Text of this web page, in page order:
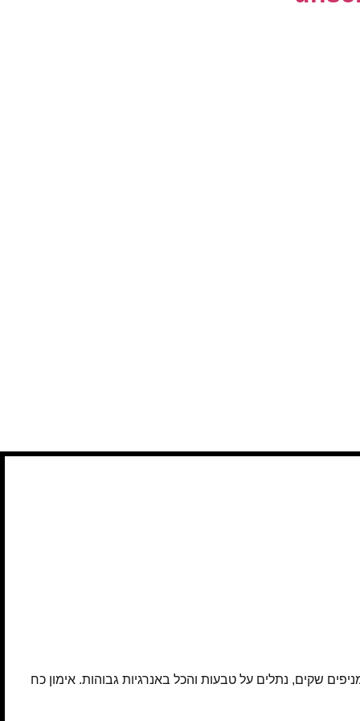
שקים, נתלים על טבעות והכל באנרגיות גבוהות. אימון כח